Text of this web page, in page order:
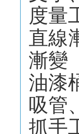
度量
直線
漸變
油漆
吸管
抓手